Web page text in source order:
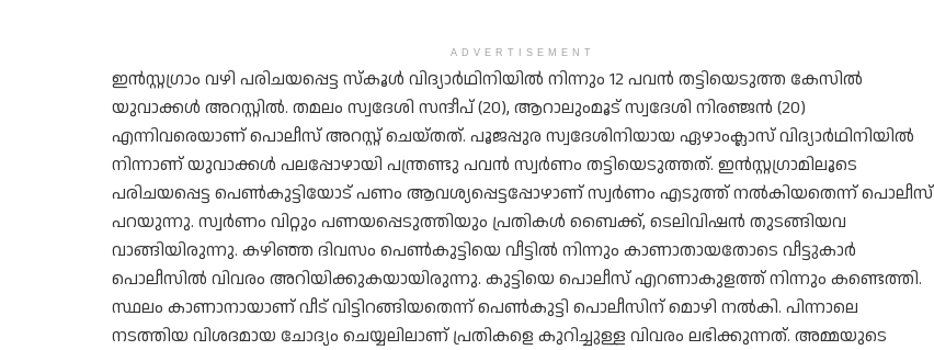
ADVERTISEMENT
ഇൻസ്റ്റഗ്രാം വഴി പരിചയപ്പെട്ട സ്കൂൾ വിദ്യാർഥിനിയിൽ നിന്നും 12 പവൻ തട്ടിയെടുത്ത കേസിൽ
യുവാക്കൾ അറസ്റ്റിൽ. തമലം സ്വദേശി സന്ദീപ് (20), ആറാലുംമൂട് സ്വദേശി നിരഞ്ജൻ (20)
എന്നിവരെയാണ് പൊലീസ് അറസ്റ്റ് ചെയ്തത്. പൂജപ്പുര സ്വദേശിനിയായ ഏഴാംക്ലാസ് വിദ്യാർഥിനിയിൽ
നിന്നാണ് യുവാക്കൾ പലപ്പോഴായി പന്ത്രണ്ടു പവൻ സ്വർണം തട്ടിയെടുത്തത്. ഇൻസ്റ്റഗ്രാമിലൂടെ
പരിചയപ്പെട്ട പെൺകുട്ടിയോട് പണം ആവശ്യപ്പെട്ടപ്പോഴാണ് സ്വർണം എടുത്ത് നൽകിയതെന്ന് പൊലീസ്
പറയുന്നു. സ്വർണം വിറ്റും പണയപ്പെടുത്തിയും പ്രതികൾ ബൈക്ക്, ടെലിവിഷൻ തുടങ്ങിയവ
വാങ്ങിയിരുന്നു. കഴിഞ്ഞ ദിവസം പെൺകുട്ടിയെ വീട്ടിൽ നിന്നും കാണാതായതോടെ വീട്ടുകാർ
പൊലീസിൽ വിവരം അറിയിക്കുകയായിരുന്നു. കുട്ടിയെ പൊലീസ് എറണാകുളത്ത് നിന്നും കണ്ടെത്തി.
സ്ഥലം കാണാനായാണ് വീട് വിട്ടിറങ്ങിയതെന്ന് പെൺകുട്ടി പൊലീസിന് മൊഴി നൽകി. പിന്നാലെ
നടത്തിയ വിശദമായ ചോദ്യം ചെയ്യലിലാണ്‌ പ്രതികളെ കുറിച്ചുള്ള വിവരം ലഭിക്കുന്നത്. അമ്മയുടെ